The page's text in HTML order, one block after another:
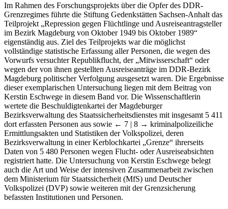
Im Rahmen des Forschungsprojekts über die Opfer des DDR-
Grenzregimes führte die Stiftung Gedenkstätten Sachsen-Anhalt das
Teilprojekt „Repression gegen Flüchtlinge und Ausreiseantragsteller
im Bezirk Magdeburg von Oktober 1949 bis Oktober 1989“
eigenständig aus. Ziel des Teilprojekts war die möglichst
vollständige statistische Erfassung aller Personen, die wegen des
Vorwurfs versuchter Republikflucht, der „Mitwisserschaft“ oder
wegen der von ihnen gestellten Ausreiseanträge im DDR-Bezirk
Magdeburg politischer Verfolgung ausgesetzt waren. Die Ergebnisse
dieser exemplarischen Untersuchung liegen mit dem Beitrag von
Kerstin Eschwege in diesem Band vor. Die Wissenschaftlerin
wertete die Beschuldigtenkartei der Magdeburger
Bezirksverwaltung des Staatssicherheitsdienstes mit insgesamt 5 411
dort erfassten Personen aus sowie ← 7 | 8 → kriminalpolizeiliche
Ermittlungsakten und Statistiken der Volkspolizei, deren
Bezirksverwaltung in einer Kerblochkartei „Grenze“ ihrerseits
Daten von 5 480 Personen wegen Flucht- oder Ausreiseabsichten
registriert hatte. Die Untersuchung von Kerstin Eschwege belegt
auch die Art und Weise der intensiven Zusammenarbeit zwischen
dem Ministerium für Staatssicherheit (MfS) und Deutscher
Volkspolizei (DVP) sowie weiteren mit der Grenzsicherung
befassten Institutionen und Personen.